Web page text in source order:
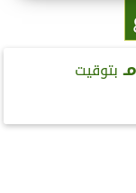
بتوقيت